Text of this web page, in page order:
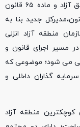
مسیر اجرای ماده ۲۷ قانون چگونگی اداره مناطق آزاد و ماده ۶۵ قانون
جدید بنا به
منطقه آزاد انزلی
مسیر اجرای قانون و
می شود؛ موضوعی که
گذاران داخلی و
کوچکترین منطقه آزاد